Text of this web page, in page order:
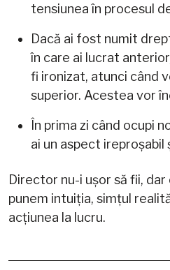
tensiunea în procesul
Dacă ai fost numit
în care ai lucrat
fi ironizat, atunci când
superior. Acestea vor
În prima zi când ocupi
ai un aspect ireproșabil
Director nu-i ușor să fii, dar
punem intuiția, simțul
acțiunea la lucru.